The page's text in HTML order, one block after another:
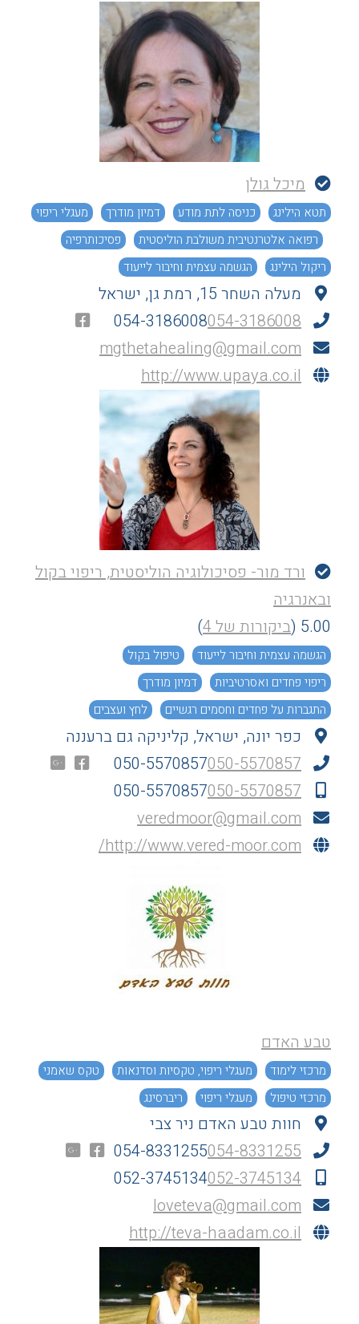
מיכל גולן
תטא הילינג כניסה לתת מודע דמיון מודרך
מעגלי ריפוי
רפואה אלטרנטיבית משולבת הוליסטית
פסיכותרפיה
ריקול הילינג
הגשמה עצמית וחיבור לייעוד
התגברות על פחדים וחסמים רגשיים
כאבים פיזיים ומחלות כרוניות
טראומות עבר
זוגיות ומערכות יחסים
ריפוי דרך התודעה
מעלה השחר 15, רמת גן, ישראל
054-3186008054-3186008
mgthetahealing@gmail.com
http://www.upaya.co.il
ורד מור- פסיכולוגיה הוליסטית, ריפוי בקול
ובאנרגיה
5.00
(ביקורות של 4 )
הגשמה עצמית וחיבור לייעוד
טיפול בקול
ריפוי פחדים ואסרטיביות
דמיון מודרך
התגברות על פחדים וחסמים רגשיים
לחץ ועצבים
מעגלי ריפוי
חיזוק הביטחון העצמי
כפר יונה, ישראל, קליניקה גם ברעננה
050-5570857050-5570857
050-5570857050-5570857
veredmoor@gmail.com
http://www.vered-moor.com/
טבע האדם
מרכזי לימוד מעגלי ריפוי, טקסיות וסדנאות
טקס שאמני
מרכזי טיפול
מעגלי ריפוי ריברסינג
חוות טבע האדם ניר צבי
054-8331255054-8331255
052-3745134052-3745134
loveteva@gmail.com
http://teva-haadam.co.il